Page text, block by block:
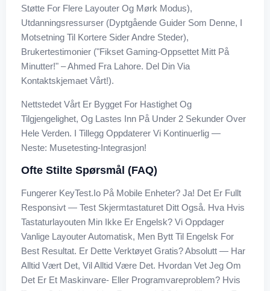
Støtte For Flere Layouter Og Mørk Modus),
Utdanningsressurser (dyptgående Guider Som Denne, I
Motsetning Til Kortere Sider Andre Steder),
Brukertestimonier ("Fikset Gaming-Oppsettet Mitt På
Minutter!" – Ahmed Fra Lahore. Del Din Via
Kontaktskjemaet Vårt!).
Nettstedet Vårt Er Bygget For Hastighet Og
Tilgjengelighet, Og Lastes Inn På Under 2 Sekunder Over
Hele Verden. I Tillegg Oppdaterer Vi Kontinuerlig —
Neste: Musetesting-Integrasjon!
Ofte Stilte Spørsmål (FAQ)
Fungerer KeyTest.io På Mobile Enheter? Ja! Det Er Fullt
Responsivt — Test Skjermtastaturet Ditt Også. Hva Hvis
Tastaturlayouten Min Ikke Er Engelsk? Vi Oppdager
Vanlige Layouter Automatisk, Men Bytt Til Engelsk For
Best Resultat. Er Dette Verktøyet Gratis? Absolutt — Har
Alltid Vært Det, Vil Alltid Være Det. Hvordan Vet Jeg Om
Det Er Et Maskinvare- Eller Programvareproblem? Hvis